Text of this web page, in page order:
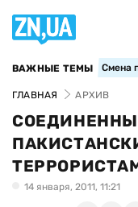
ВАЖНЫЕ ТЕМЫ Смена
ГЛАВНАЯ АРХИВ
14 января, 2011, 11:21